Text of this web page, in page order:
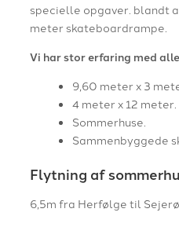
specielle opgaver. blandt
meter skateboardrampe.
Vi har stor erfaring med
9,60 meter x 3
4 meter x 12 meter.
Sommerhuse.
Sammenbyggede
Flytning af
6,5m fra Herfølge til